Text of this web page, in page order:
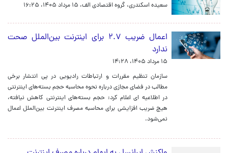
سعیده اسکندری، گروه اقتصادی الف، ۱۵ مرداد ۱۴۰۵، ۱۶:۲۵
اعمال ضریب ۲.۷ برای اینترنت بین‌الملل صحت
ندارد
۱۵ مرداد ۱۴۰۵، ۱۴:۲۸
سازمان تنظیم مقررات و ارتباطات رادیویی در پی انتشار برخی
مطالب در فضای مجازی درباره نحوه محاسبه حجم بسته‌های اینترنتی
در اطلاعیه ای اعلام کرد: حجم بسته‌های اینترنتی کاهش نیافته،
هیچ ضریب افزایشی برای محاسبه مصرف اینترنت بین‌الملل اعمال
نمی‌شود.